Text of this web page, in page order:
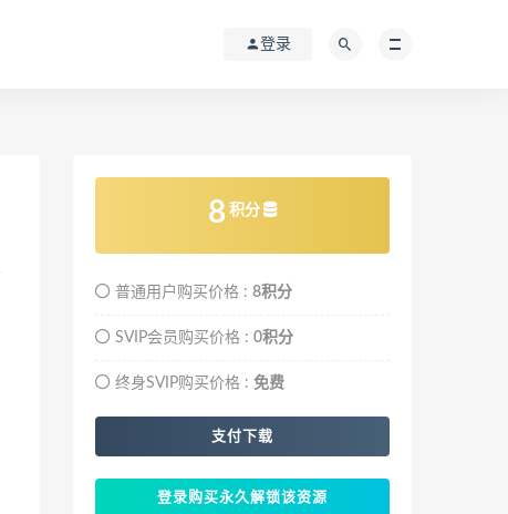
登录
8 积分
普通用户购买价格 : 8积分
SVIP会员购买价格 : 0积分
终身SVIP购买价格 : 免费
支付下载
登录购买永久解锁该资源